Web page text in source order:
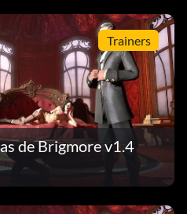
Trainers
de Brigmore v1.4